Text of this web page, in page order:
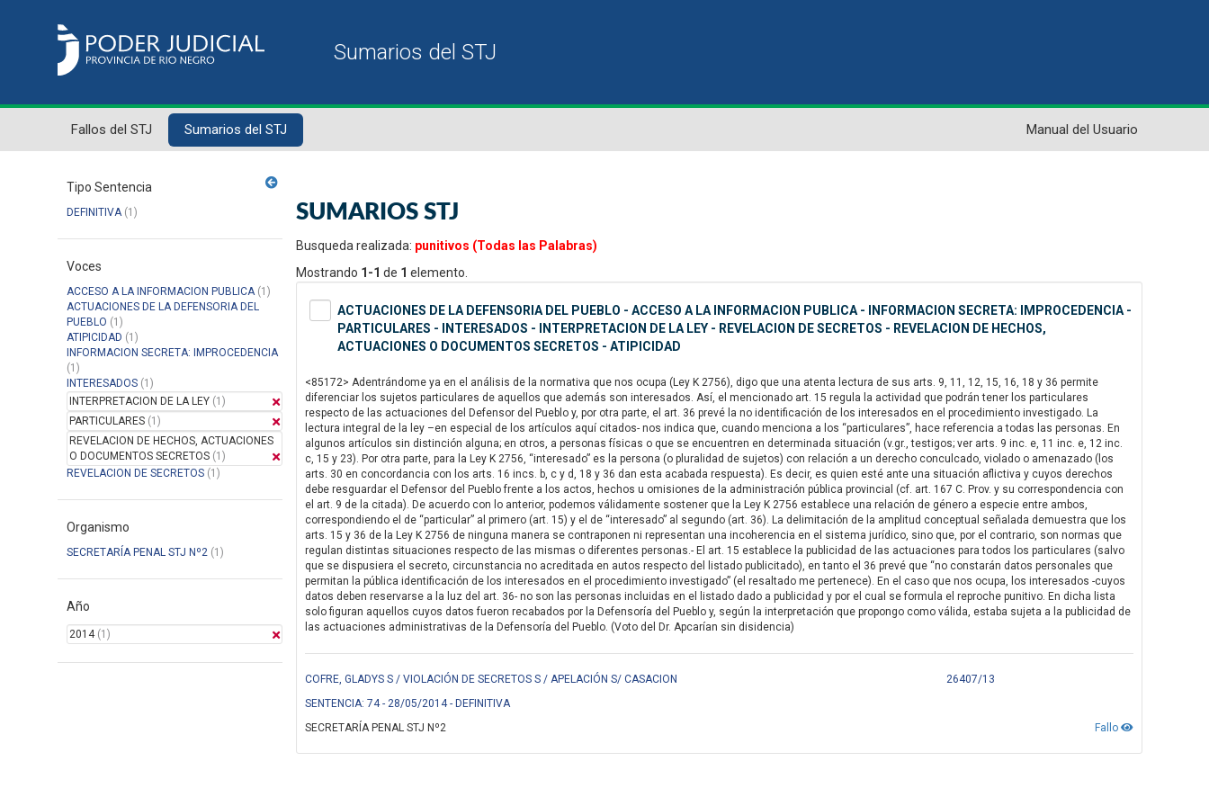
Fallos del STJ Sumarios del STJ Manual del Usuario
Tipo Sentencia
DEFINITIVA(1)
Voces
ACCESO A LA INFORMACION PUBLICA(1)
ACTUACIONES DE LA DEFENSORIA DEL
PUEBLO (1)
ATIPICIDAD (1)
INFORMACION SECRETA: IMPROCEDENCIA
(1)
INTERESADOS (1)
INTERPRETACION DE LA LEY (1)
PARTICULARES (1)
REVELACION DE HECHOS, ACTUACIONES
O DOCUMENTOS SECRETOS (1)
REVELACION DE SECRETOS (1)
Organismo
SECRETARÍA PENAL STJ Nº2 (1)
Año
2014(1)
SUMARIOS STJ
Busqueda realizada: punitivos (Todas las Palabras)
Mostrando 1-1 de 1 elemento.
ACTUACIONES DE LA DEFENSORIA DEL PUEBLO - ACCESO A LA INFORMACION PUBLICA - INFORMACION SECRETA: IMPROCEDENCIA -
PARTICULARES - INTERESADOS - INTERPRETACION DE LA LEY - REVELACION DE SECRETOS - REVELACION DE HECHOS,
ACTUACIONES O DOCUMENTOS SECRETOS - ATIPICIDAD
<85172> Adentrándome ya en el análisis de la normativa que nos ocupa (Ley K 2756), digo que una atenta lectura de sus arts. 9, 11, 12, 15, 16, 18 y 36 permite
diferenciar los sujetos particulares de aquellos que además son interesados. Así, el mencionado art. 15 regula la actividad que podrán tener los particulares
respecto de las actuaciones del Defensor del Pueblo y, por otra parte, el art. 36 prevé la no identificación de los interesados en el procedimiento investigado. La
lectura integral de la ley –en especial de los artículos aquí citados- nos indica que, cuando menciona a los “particulares”, hace referencia a todas las personas. En
algunos artículos sin distinción alguna; en otros, a personas físicas o que se encuentren en determinada situación (v.gr., testigos; ver arts. 9 inc. e, 11 inc. e, 12 inc.
c, 15 y 23). Por otra parte, para la Ley K 2756, “interesado” es la persona (o pluralidad de sujetos) con relación a un derecho conculcado, violado o amenazado (los
arts. 30 en concordancia con los arts. 16 incs. b, c y d, 18 y 36 dan esta acabada respuesta). Es decir, es quien esté ante una situación aflictiva y cuyos derechos
debe resguardar el Defensor del Pueblo frente a los actos, hechos u omisiones de la administración pública provincial (cf. art. 167 C. Prov. y su correspondencia con
el art. 9 de la citada). De acuerdo con lo anterior, podemos válidamente sostener que la Ley K 2756 establece una relación de género a especie entre ambos,
correspondiendo el de “particular” al primero (art. 15) y el de “interesado” al segundo (art. 36). La delimitación de la amplitud conceptual señalada demuestra que los
arts. 15 y 36 de la Ley K 2756 de ninguna manera se contraponen ni representan una incoherencia en el sistema jurídico, sino que, por el contrario, son normas que
regulan distintas situaciones respecto de las mismas o diferentes personas.- El art. 15 establece la publicidad de las actuaciones para todos los particulares (salvo
que se dispusiera el secreto, circunstancia no acreditada en autos respecto del listado publicitado), en tanto el 36 prevé que “no constarán datos personales que
permitan la pública identificación de los interesados en el procedimiento investigado” (el resaltado me pertenece). En el caso que nos ocupa, los interesados -cuyos
datos deben reservarse a la luz del art. 36- no son las personas incluidas en el listado dado a publicidad y por el cual se formula el reproche punitivo. En dicha lista
solo figuran aquellos cuyos datos fueron recabados por la Defensoría del Pueblo y, según la interpretación que propongo como válida, estaba sujeta a la publicidad de
las actuaciones administrativas de la Defensoría del Pueblo. (Voto del Dr. Apcarían sin disidencia)
COFRE, GLADYS S / VIOLACIÓN DE SECRETOS S / APELACIÓN S/ CASACION
26407/13
SENTENCIA: 74 - 28/05/2014 - DEFINITIVA
Fallo
SECRETARÍA PENAL STJ Nº2